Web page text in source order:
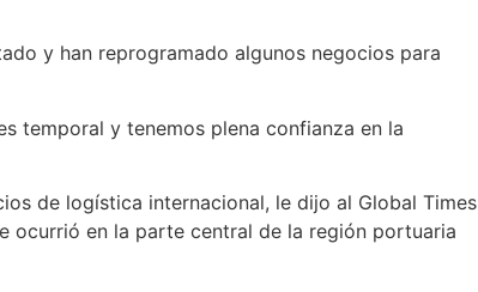
y han reprogramado algunos negocios para
temporal y tenemos plena confianza en la
de logística internacional, le dijo al Global Times
ocurrió en la parte central de la región portuaria